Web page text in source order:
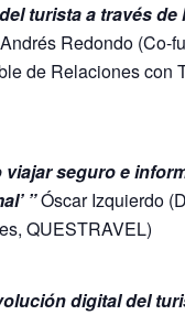
turista a través de
Andrés Redondo (Co-
de Relaciones con
viajar seguro e
’”Óscar Izquierdo
QUESTRAVEL)
digital del